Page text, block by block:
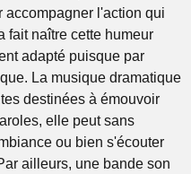
accompagner l'action qui
fait naître cette humeur
adapté puisque par
La musique dramatique
destinées à émouvoir
elle peut sans
ou bien s'écouter
ailleurs, une bande son